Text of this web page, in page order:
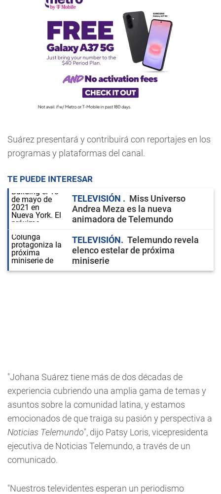
Suárez presentará y contribuirá con reportajes en los
programas y plataformas del canal.
TE PUEDE INTERESAR
TELEVISIÓN
Miss Universo
Andrea Meza es la nueva
animadora de Telemundo
TELEVISIÓN
Telemundo revela
elenco estelar de próxima
miniserie
"Johana Suárez tiene más de dos décadas de
experiencia cubriendo una amplia gama de temas y
asuntos sobre la comunidad latina, y estamos
emocionados de que traiga su pasión y perspectiva a
Noticias Telemundo", dijo Patsy Loris, vicepresidenta
ejecutiva de Noticias Telemundo, a través de un
comunicado.
"Nuestros televidentes esperan un periodismo